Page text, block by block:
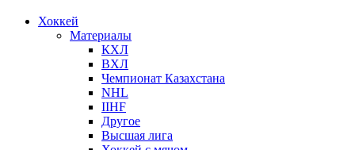
Хоккей
Материалы
КХЛ
ВХЛ
Чемпионат Казахстана
NHL
IIHF
Другое
Высшая лига